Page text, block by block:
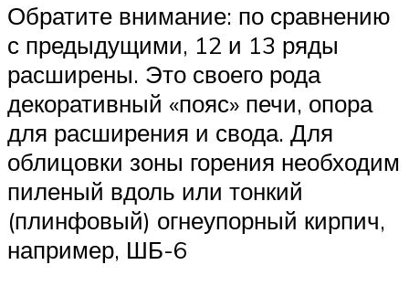
Обратите внимание: по сравнению
с предыдущими, 12 и 13 ряды
расширены. Это своего рода
декоративный «пояс» печи, опора
для расширения и свода. Для
облицовки зоны горения необходим
пиленый вдоль или тонкий
(плинфовый) огнеупорный кирпич,
например, ШБ-6